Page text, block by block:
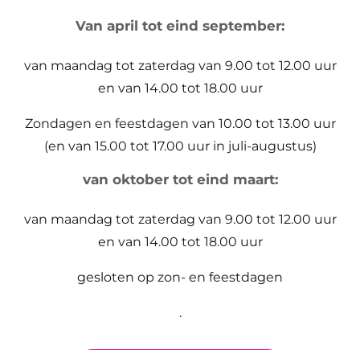
Van april tot eind september:
van maandag tot zaterdag van 9.00 tot 12.00 uur
en van 14.00 tot 18.00 uur
Zondagen en feestdagen van 10.00 tot 13.00 uur
(en van 15.00 tot 17.00 uur in juli-augustus)
van oktober tot eind maart:
van maandag tot zaterdag van 9.00 tot 12.00 uur
en van 14.00 tot 18.00 uur
gesloten op zon- en feestdagen
.